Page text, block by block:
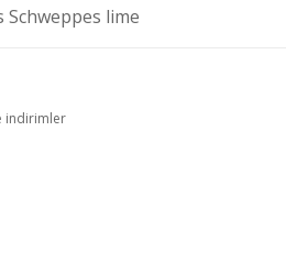
Schweppes lime
indirimler